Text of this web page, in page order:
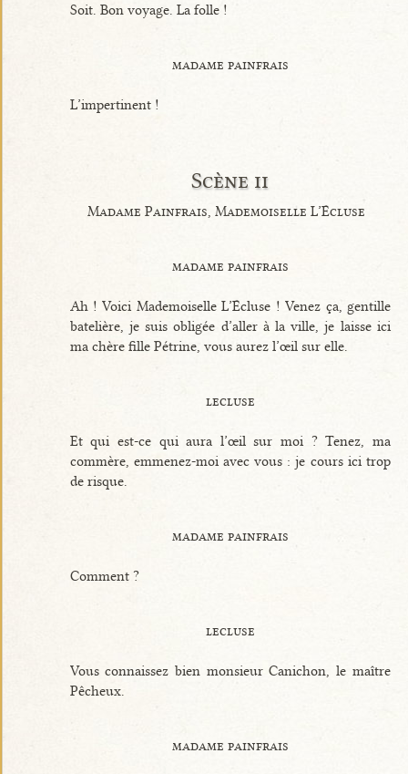
Soit. Bon voyage. La folle !
madame painfrais
L’impertinent !
Scène ii
Madame Painfrais, Mademoiselle L’Écluse
madame painfrais
Ah ! Voici Mademoiselle L’Écluse ! Venez ça, gentille
batelière, je suis obligée d’aller à la ville, je laisse ici
ma chère fille Pétrine, vous aurez l’œil sur elle.
lecluse
Et qui est-ce qui aura l’œil sur moi ? Tenez, ma
commère, emmenez-moi avec vous : je cours ici trop
de risque.
madame painfrais
Comment ?
lecluse
Vous connaissez bien monsieur Canichon, le maître
Pêcheux.
madame painfrais